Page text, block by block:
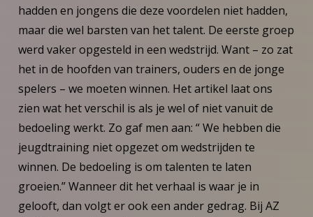
hadden en jongens die deze voordelen niet hadden,
maar die wel barsten van het talent. De eerste groep
werd vaker opgesteld in een wedstrijd. Want – zo zat
het in de hoofden van trainers, ouders en de jonge
spelers – we moeten winnen. Het artikel laat ons
zien wat het verschil is als je wel of niet vanuit de
bedoeling werkt. Zo gaf men aan: “ We hebben die
jeugdtraining niet opgezet om wedstrijden te
winnen. De bedoeling is om talenten te laten
groeien.” Wanneer dit het verhaal is waar je in
gelooft, dan volgt er ook een ander gedrag. Bij AZ